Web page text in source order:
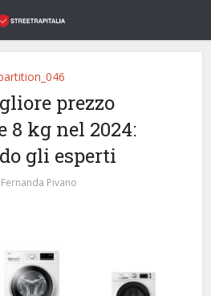
prezzo
8 kg nel 2024:
gli esperti
Fernanda Pivano